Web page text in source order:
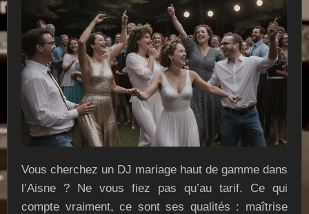
Vous cherchez un DJ mariage haut de gamme dans
l’Aisne ? Ne vous fiez pas qu’au tarif. Ce qui
compte vraiment, ce sont ses qualités : maîtrise